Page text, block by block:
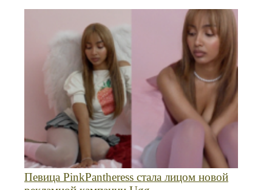
Певица PinkPantheress стала лицом новой